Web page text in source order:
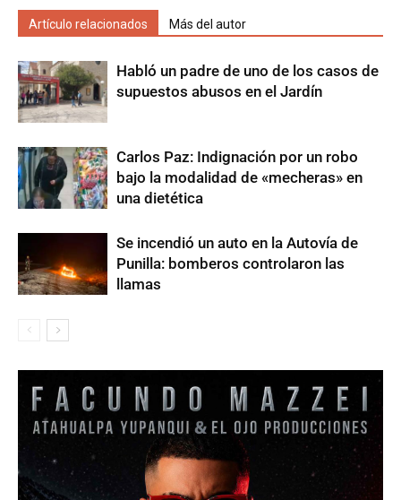
Artículo relacionados Más del autor
Habló un padre de uno de los casos de
supuestos abusos en el Jardín
Carlos Paz: Indignación por un robo
bajo la modalidad de «mecheras» en
una dietética
Se incendió un auto en la Autovía de
Punilla: bomberos controlaron las
llamas